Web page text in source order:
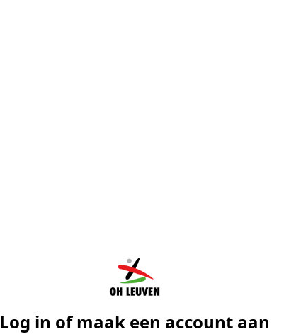
Log in of maak een account aan